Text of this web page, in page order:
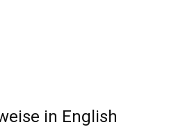
in English